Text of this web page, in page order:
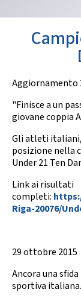
Aggiornamento
"Finisce a un
giovane coppia
Gli atleti
posizione nella
Under 21 Ten
Link ai risultati
completi:
Riga-20076/
29 ottobre 2015
Ancora una
sportiva italiana.